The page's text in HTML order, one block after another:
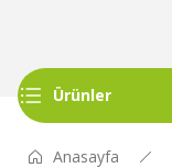
Ürünler
Anasayfa